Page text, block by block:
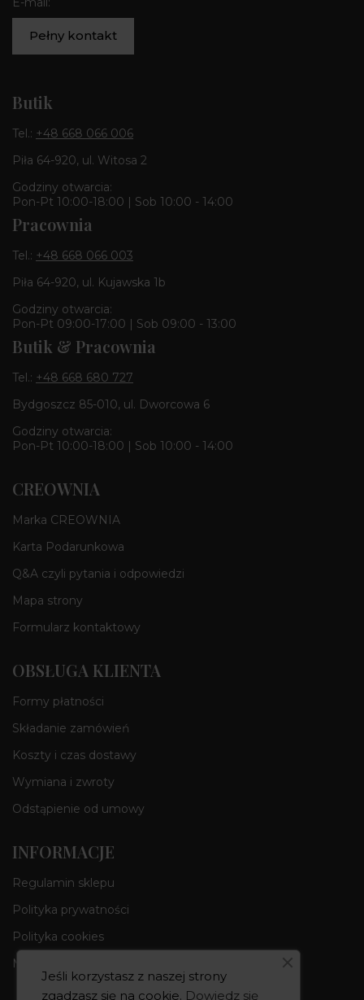
Pełny kontakt
Butik
Tel.: +48 668 066 006
Piła 64-920, ul. Witosa 2
Godziny otwarcia:
Pon-Pt 10:00-18:00 | Sob 10:00 - 14:00
Pracownia
Tel.: +48 668 066 003
Piła 64-920, ul. Kujawska 1b
Godziny otwarcia:
Pon-Pt 09:00-17:00 | Sob 09:00 - 13:00
Butik & Pracownia
Tel.: +48 668 680 727
Bydgoszcz 85-010, ul. Dworcowa 6
Godziny otwarcia:
Pon-Pt 10:00-18:00 | Sob 10:00 - 14:00
CREOWNIA
Marka CREOWNIA
Karta Podarunkowa
Q&A czyli pytania i odpowiedzi
Mapa strony
Formularz kontaktowy
OBSŁUGA KLIENTA
Formy płatności
Składanie zamówień
Koszty i czas dostawy
Wymiana i zwroty
Odstąpienie od umowy
INFORMACJE
Regulamin sklepu
Polityka prywatności
Polityka cookies
Moje konto
Jeśli korzystasz z naszej strony
zgadzasz się na cookie. Dowiedz się